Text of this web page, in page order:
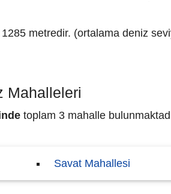
1285 metredir. (ortalama deniz
Mahalleleri
toplam 3 mahalle
Savat Mahallesi